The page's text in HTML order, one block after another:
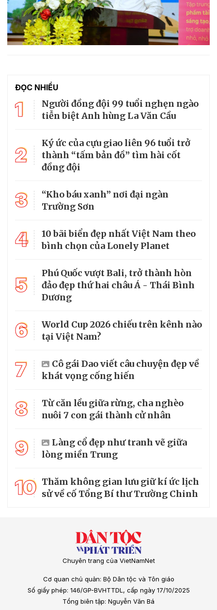
ĐỌC NHIỀU
1
Người đồng đội 99 tuổi nghẹn ngào
tiễn biệt Anh hùng La Văn Cầu
2
Ký ức của cựu giao liên 96 tuổi trở
thành “tấm bản đồ” tìm hài cốt
đồng đội
3
“Kho báu xanh” nơi đại ngàn
Trường Sơn
4
10 bãi biển đẹp nhất Việt Nam theo
bình chọn của Lonely Planet
5
Phú Quốc vượt Bali, trở thành hòn
đảo đẹp thứ hai châu Á - Thái Bình
Dương
6
World Cup 2026 chiếu trên kênh nào
tại Việt Nam?
7
Cô gái Dao viết câu chuyện đẹp về
khát vọng cống hiến
8
Từ căn lều giữa rừng, cha nghèo
nuôi 7 con gái thành cử nhân
9
Làng cổ đẹp như tranh vẽ giữa
lòng miền Trung
10 Thăm không gian lưu giữ kí ức lịch
sử về cố Tổng Bí thư Trường Chinh
Chuyên trang của VietNamNet
Cơ quan chủ quản: Bộ Dân tộc và Tôn giáo
Số giấy phép: 146/GP-BVHTTDL, cấp ngày 17/10/2025
Tổng biên tập: Nguyễn Văn Bá